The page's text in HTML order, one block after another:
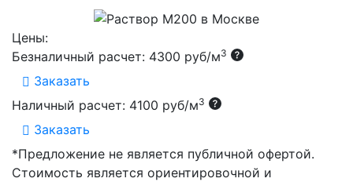
Цены:
Безналичный расчет: 4300 руб/м3
Заказать
Наличный расчет: 4100 руб/м3
Заказать
*Предложение не является публичной офертой.
Стоимость является ориентировочной и